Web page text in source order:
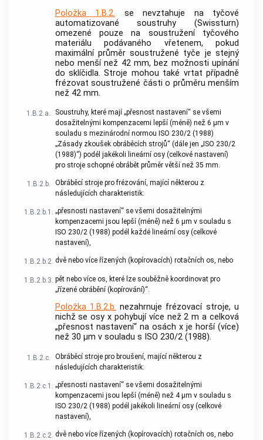
Položka 1.B.2. se nevztahuje na tyčové
automatizované soustruhy (Swissturn)
omezené pouze na soustružení tyčového
materiálu podávaného vřetenem, pokud
maximální průměr soustružené tyče je stejný
nebo menší než 42 mm, bez možnosti upínání
do sklíčidla. Stroje mohou také vrtat případně
frézovat soustružené části o průměru menším
než 42 mm.
1.B.2.a.
Soustruhy, které mají „přesnost nastavení“ se všemi
dosažitelnými kompenzacemi lepší (méně) než 6 μm v
souladu s mezinárodní normou ISO 230/2 (1988)
„Zásady zkoušek obráběcích strojů“ (dále jen „ISO 230/2
(1988)“) podél jakékoli lineární osy (celkové nastavení)
pro stroje schopné obrábět průměr větší než 35 mm.
1.B.2.b.
Obráběcí stroje pro frézování, mající některou z
následujících charakteristik:
1.B.2.b.1. „přesnosti nastavení“ se všemi dosažitelnými
kompenzacemi jsou lepší (méně) než 6 μm v souladu s
ISO 230/2 (1988) podél každé lineární osy (celkové
nastavení),
1.B.2.b.2. dvě nebo více řízených (kopírovacích) rotačních os, nebo
1.B.2.b.3. pět nebo více os, které lze souběžně koordinovat pro
„řízené obrábění (kopírování)“.
Položka 1.B.2.b. nezahrnuje frézovací stroje, u
nichž se osy x pohybují více než 2 m a celková
„přesnost nastavení“ na osách x je horší (více)
než 30 μm v souladu s ISO 230/2 (1988).
1.B.2.c.
Obráběcí stroje pro broušení, mající některou z
následujících charakteristik:
1.B.2.c.1.
„přesnosti nastavení“ se všemi dosažitelnými
kompenzacemi jsou lepší (méně) než 4 μm v souladu s
ISO 230/2 (1988) podél jakékoli lineární osy (celkové
nastavení),
1.B.2.c.2. dvě nebo více řízených (kopírovacích) rotačních os, nebo